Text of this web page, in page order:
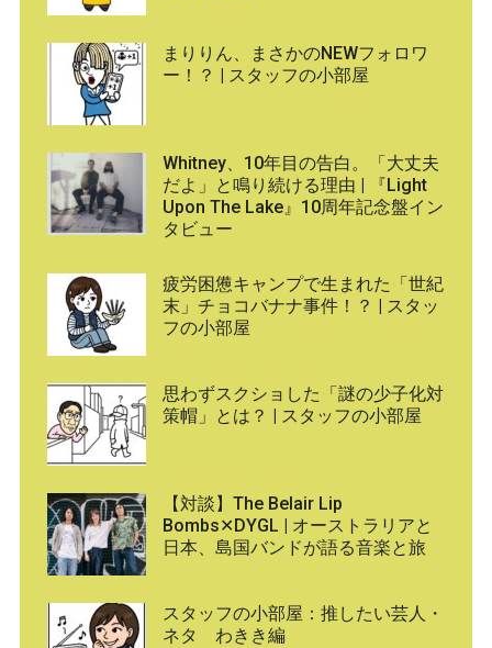
まりりん、まさかのNEWフォロワ
ー！？ | スタッフの小部屋
Whitney、10年目の告白。「大丈夫
だよ」と鳴り続ける理由 | 『Light
Upon The Lake』10周年記念盤イン
タビュー
疲労困憊キャンプで生まれた「世紀
末」チョコバナナ事件！？ | スタッ
フの小部屋
思わずスクショした「謎の少子化対
策帽」とは？ | スタッフの小部屋
【対談】The Belair Lip
Bombs✕DYGL | オーストラリアと
日本、島国バンドが語る音楽と旅
スタッフの小部屋：推したい芸人・
ネタ わきき編